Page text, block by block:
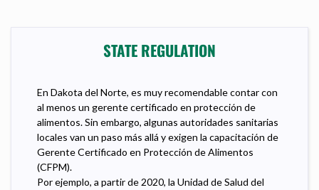
STATE REGULATION
En Dakota del Norte, es muy recomendable contar con
al menos un gerente certificado en protección de
alimentos. Sin embargo, algunas autoridades sanitarias
locales van un paso más allá y exigen la capacitación de
Gerente Certificado en Protección de Alimentos
(CFPM).
Por ejemplo, a partir de 2020, la Unidad de Salud del